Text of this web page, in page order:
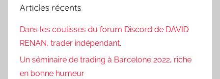
Articles récents
Dans les coulisses du forum Discord de DAVID
RENAN, trader indépendant.
Un séminaire de trading à Barcelone 2022, riche
en bonne humeur